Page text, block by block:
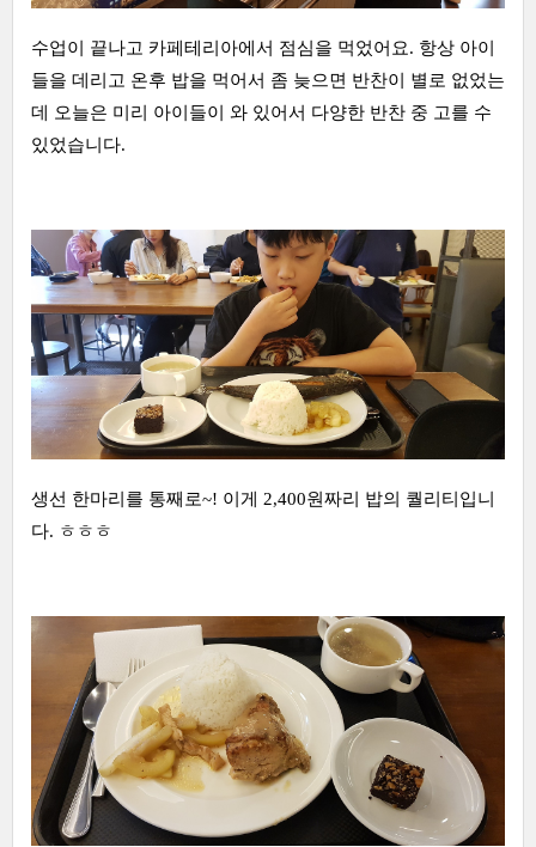
수업이 끝나고 카페테리아에서 점심을 먹었어요. 항상 아이
들을 데리고 온후 밥을 먹어서 좀 늦으면 반찬이 별로 없었는
데 오늘은 미리 아이들이 와 있어서 다양한 반찬 중 고를 수
있었습니다.
생선 한마리를 통째로~! 이게 2,400원짜리 밥의 퀄리티입니
다. ㅎㅎㅎ